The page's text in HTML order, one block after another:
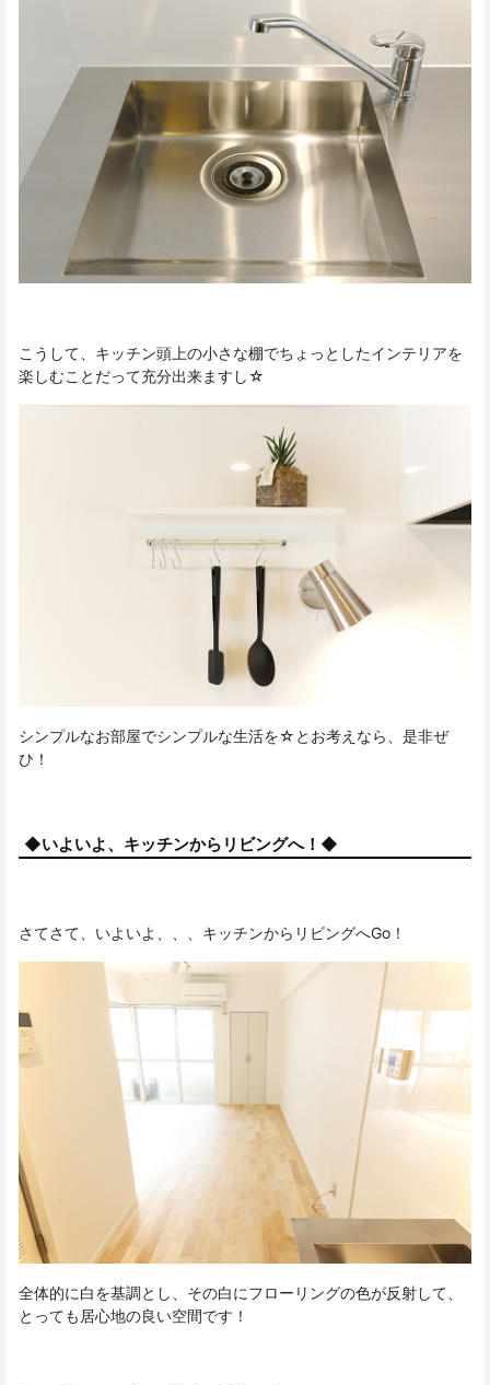
こうして、キッチン頭上の小さな棚でちょっとしたインテリアを
楽しむことだって充分出来ますし☆
シンプルなお部屋でシンプルな生活を☆とお考えなら、是非ぜ
ひ！
◆いよいよ、キッチンからリビングへ！◆
さてさて、いよいよ、、、キッチンからリビングへGo！
全体的に白を基調とし、その白にフローリングの色が反射して、
とっても居心地の良い空間です！